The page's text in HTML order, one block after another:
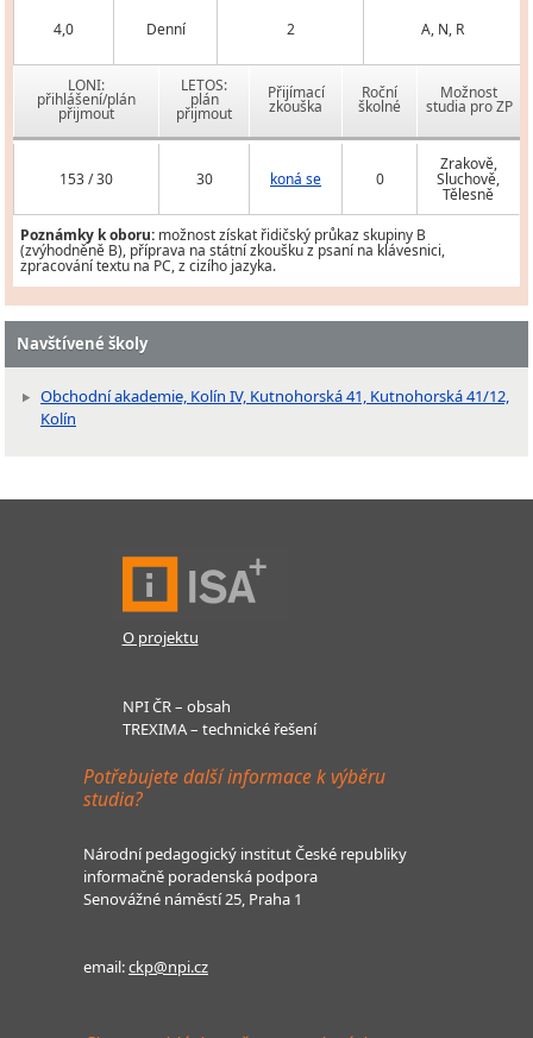
4,0 Denní 2 A, N, R
LONI:
přihlášení/plán
přijmout
LETOS:
plán
přijmout
Přijímací
zkouška
Roční
školné
Možnost
studia pro ZP
153 / 30 30 koná se 0
Zrakově,
Sluchově,
Tělesně
Poznámky k oboru: možnost získat řidičský průkaz skupiny B
(zvýhodněně B), příprava na státní zkoušku z psaní na klávesnici,
zpracování textu na PC, z cizího jazyka.
Navštívené školy
Obchodní akademie, Kolín IV, Kutnohorská 41, Kutnohorská 41/12,
Kolín
O projektu
NPI ČR – obsah
TREXIMA – technické řešení
Potřebujete další informace k výběru
studia?
Národní pedagogický institut České republiky
informačně poradenská podpora
Senovážné náměstí 25, Praha 1
email:ckp@npi.cz